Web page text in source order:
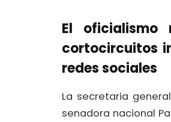
El oficialismo
cortocircuitos
redes sociales
La secretaria
senadora nacional